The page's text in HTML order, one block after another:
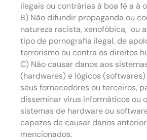
ilegais ou contrárias à boa fé a à
B) Não difundir propaganda ou
natureza racista, xenofóbica, ou
tipo de pornografia ilegal, de
terrorismo ou contra os direitos
C) Não causar danos aos
(hardwares) e lógicos
seus fornecedores ou terceiros,
disseminar vírus informáticos ou
sistemas de hardware ou
capazes de causar danos
mencionados.